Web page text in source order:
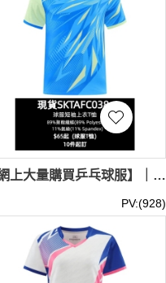
【網上大量購買乒乓球服】｜男款V領球衣｜藍綠抽象線條｜現貨主推｜全身熱升華印花｜乒乓球服公司 SKTAFC038-SBTY-A3225#
PV:(928)